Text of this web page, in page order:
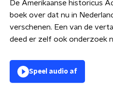
De Amerikaanse historicus
boek over dat nu in
verschenen. Een van de
deed er zelf ook onderzoek
Speel audio af